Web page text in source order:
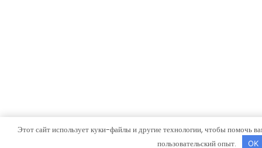
Этот сайт использует куки-файлы и другие технологии, чтобы помочь
пользовательский опыт.
OK